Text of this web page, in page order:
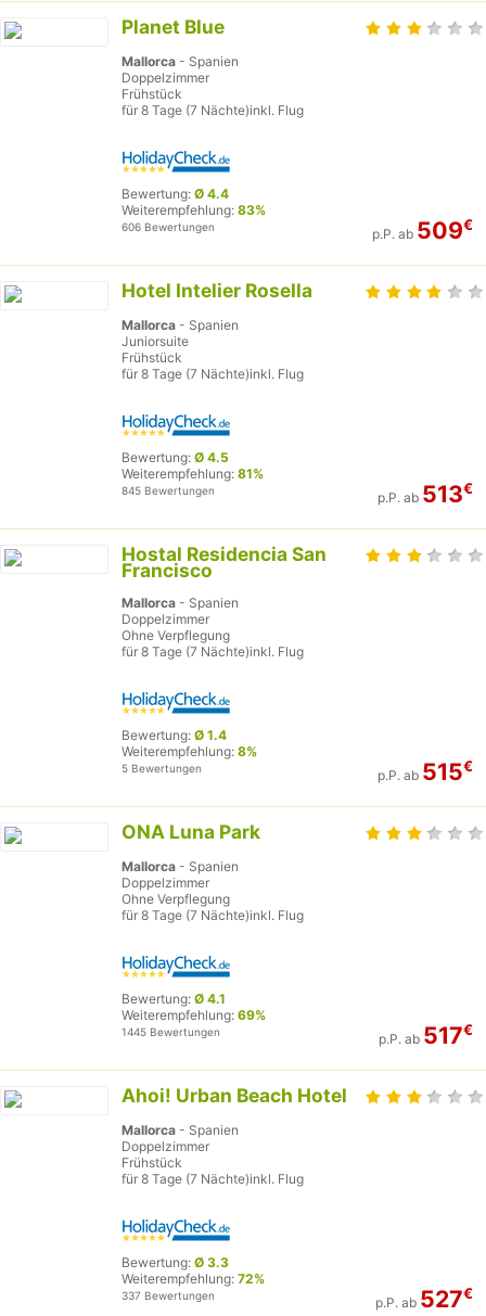
Planet Blue
Mallorca - Spanien
Doppelzimmer
Frühstück
für 8 Tage (7 Nächte)inkl. Flug
Bewertung:Ø 4.4
Weiterempfehlung:83%
606 Bewertungen p.P. ab 509€
Hotel Intelier Rosella
Mallorca - Spanien
Juniorsuite
Frühstück
für 8 Tage (7 Nächte)inkl. Flug
Bewertung:Ø 4.5
Weiterempfehlung:81%
845 Bewertungen p.P. ab 513€
Hostal Residencia San
Francisco
Mallorca - Spanien
Doppelzimmer
Ohne Verpflegung
für 8 Tage (7 Nächte)inkl. Flug
Bewertung:Ø 1.4
Weiterempfehlung:8%
5 Bewertungen p.P. ab 515€
ONA Luna Park
Mallorca - Spanien
Doppelzimmer
Ohne Verpflegung
für 8 Tage (7 Nächte)inkl. Flug
Bewertung:Ø 4.1
Weiterempfehlung:69%
1445 Bewertungen p.P. ab 517€
Ahoi! Urban Beach Hotel
Mallorca - Spanien
Doppelzimmer
Frühstück
für 8 Tage (7 Nächte)inkl. Flug
Bewertung:Ø 3.3
Weiterempfehlung:72%
337 Bewertungen p.P. ab 527€